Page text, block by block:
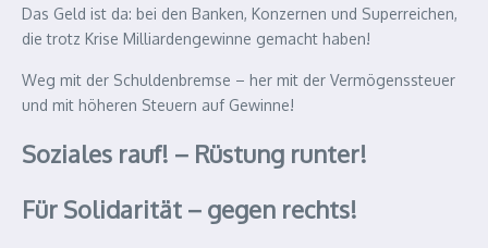
Das Geld ist da: bei den Banken, Konzernen und Superreichen,
die trotz Krise Milliardengewinne gemacht haben!
Weg mit der Schuldenbremse – her mit der Vermögenssteuer
und mit höheren Steuern auf Gewinne!
Soziales rauf! – Rüstung runter!
Für Solidarität – gegen rechts!